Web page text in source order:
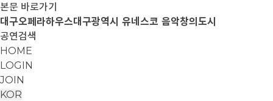
본문 바로가기
대구오페라하우스대구광역시 유네스코 음악창의도시
공연검색
HOME
LOGIN
JOIN
KOR